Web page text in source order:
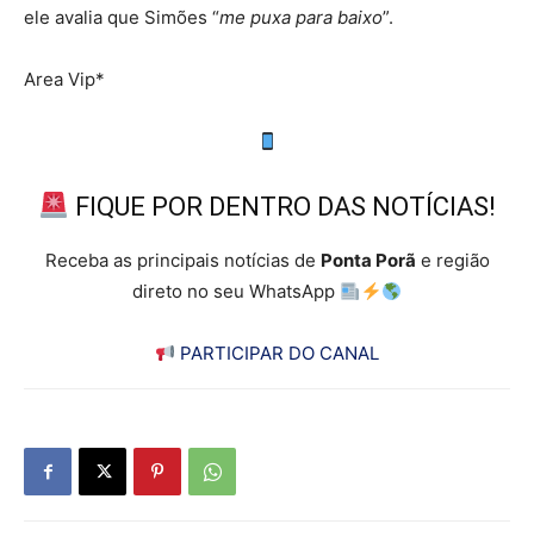
ele avalia que Simões “me puxa para baixo”.
Area Vip*
FIQUE POR DENTRO DAS NOTÍCIAS!
Receba as principais notícias de Ponta Porã e região
direto no seu WhatsApp
PARTICIPAR DO CANAL